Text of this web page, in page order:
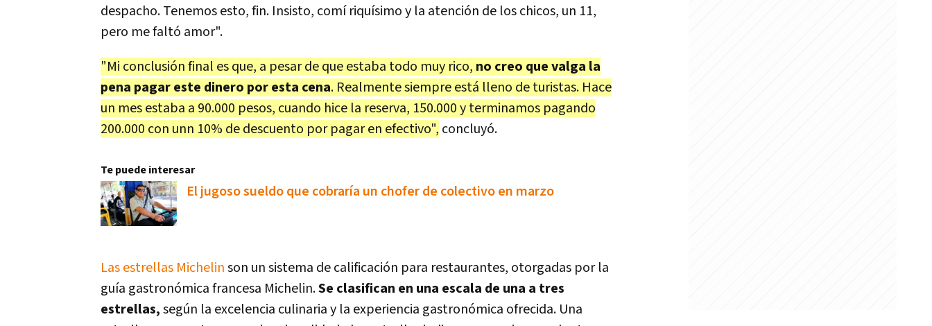
despacho. Tenemos esto, fin. Insisto, comí riquísimo y la atención de los chicos, un 11,
pero me faltó amor".
"Mi conclusión final es que, a pesar de que estaba todo muy rico, no creo que valga la
pena pagar este dinero por esta cena. Realmente siempre está lleno de turistas. Hace
un mes estaba a 90.000 pesos, cuando hice la reserva, 150.000 y terminamos pagando
200.000 con unn 10% de descuento por pagar en efectivo", concluyó.
Te puede interesar
El jugoso sueldo que cobraría un chofer de colectivo en marzo
Las estrellas Michelinson un sistema de calificación para restaurantes, otorgadas por la
guía gastronómica francesa Michelin.Se clasifican en una escala de una a tres
estrellas,según la excelencia culinaria y la experiencia gastronómica ofrecida. Una